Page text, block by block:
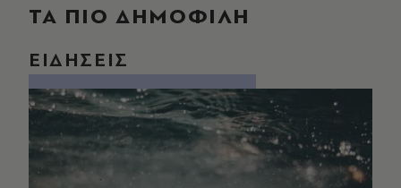
ΤΑ ΠΙΟ ΔΗΜΟΦΙΛΗ
ΕΙΔΗΣΕΙΣ